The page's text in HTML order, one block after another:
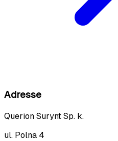
Adresse
Querion Surynt Sp. k.
ul. Polna 4